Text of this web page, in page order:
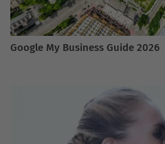
Google My Business Guide 2026